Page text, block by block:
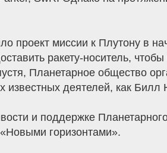
проект миссии к Плутону в
ракету-носитель,
Планетарное общество
известных деятелей, как Билл
и поддержке
горизонтами».